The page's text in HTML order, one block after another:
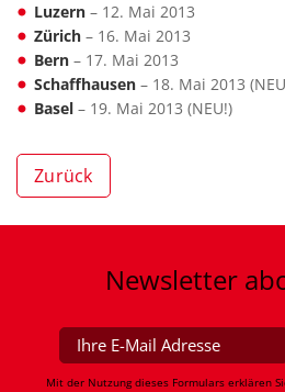
Luzern – 12. Mai 2013
Zürich – 16. Mai 2013
Bern – 17. Mai 2013
Schaffhausen – 18. Mai 2013
Basel – 19. Mai 2013 (NEU!)
Zurück
Newsletter
Mit der Nutzung dieses Formulars erklären